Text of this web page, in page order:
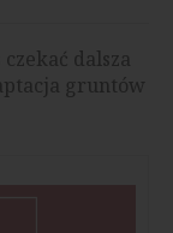
dalsza
gruntów